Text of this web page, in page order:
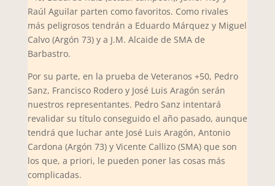
Raúl Aguilar parten como favoritos. Como rivales
más peligrosos tendrán a Eduardo Márquez y Miguel
Calvo (Argón 73) y a J.M. Alcaide de SMA de
Barbastro.
Por su parte, en la prueba de Veteranos +50, Pedro
Sanz, Francisco Rodero y José Luis Aragón serán
nuestros representantes. Pedro Sanz intentará
revalidar su título conseguido el año pasado, aunque
tendrá que luchar ante José Luis Aragón, Antonio
Cardona (Argón 73) y Vicente Callizo (SMA) que son
los que, a priori, le pueden poner las cosas más
complicadas.